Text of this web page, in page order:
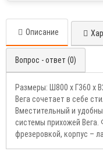
Описание
Вопрос - ответ (0)
Размеры: Ш800 х Г360
Вега сочетает в себе
Вместительный и
системы прихожей
фрезеровкой, корпус –